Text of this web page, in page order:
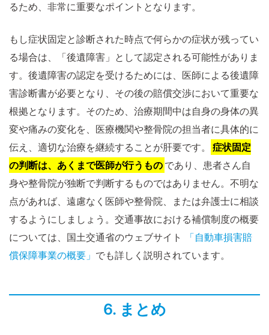
るため、非常に重要なポイントとなります。
もし症状固定と診断された時点で何らかの症状が残ってい
る場合は、「後遺障害」として認定される可能性がありま
す。後遺障害の認定を受けるためには、医師による後遺障
害診断書が必要となり、その後の賠償交渉において重要な
根拠となります。そのため、治療期間中は自身の身体の異
変や痛みの変化を、医療機関や整骨院の担当者に具体的に
伝え、適切な治療を継続することが肝要です。
症状固定
の判断は、あくまで医師が行うもの であり、患者さん自
身や整骨院が独断で判断するものではありません。不明な
点があれば、遠慮なく医師や整骨院、または弁護士に相談
するようにしましょう。交通事故における補償制度の概要
については、国土交通省のウェブサイト
「自動車損害賠
償保障事業の概要」 でも詳しく説明されています。
6. まとめ